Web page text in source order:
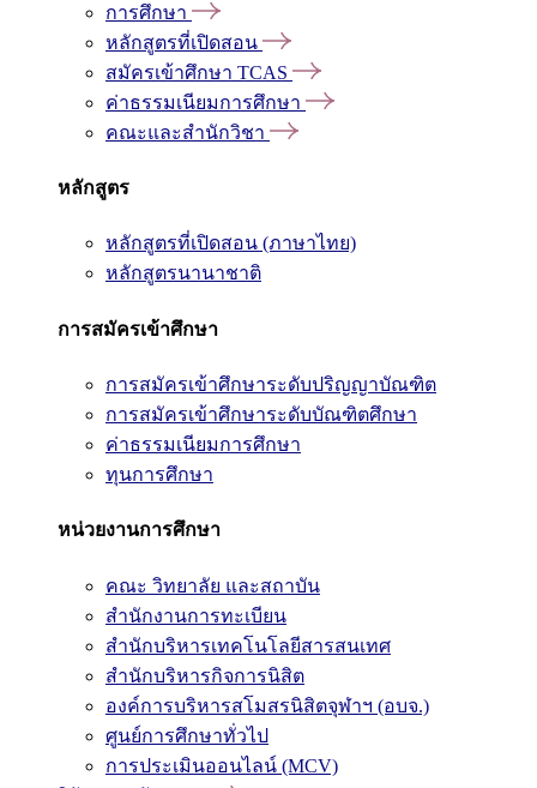
การศึกษา
หลักสูตรที่เปิดสอน
สมัครเข้าศึกษา TCAS
ค่าธรรมเนียมการศึกษา
คณะและสำนักวิชา
หลักสูตร
หลักสูตรที่เปิดสอน (ภาษาไทย)
หลักสูตรนานาชาติ
การสมัครเข้าศึกษา
การสมัครเข้าศึกษาระดับปริญญาบัณฑิต
การสมัครเข้าศึกษาระดับบัณฑิตศึกษา
ค่าธรรมเนียมการศึกษา
ทุนการศึกษา
หน่วยงานการศึกษา
คณะ วิทยาลัย และสถาบัน
สำนักงานการทะเบียน
สำนักบริหารเทคโนโลยีสารสนเทศ
สำนักบริหารกิจการนิสิต
องค์การบริหารสโมสรนิสิตจุฬาฯ (อบจ.)
ศูนย์การศึกษาทั่วไป
การประเมินออนไลน์ (MCV)